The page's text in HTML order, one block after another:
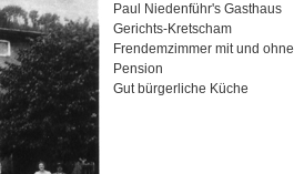
Paul Niedenführ's Gasthaus
Gerichts-Kretscham
Frendemzimmer mit und ohne
Pension
Gut bürgerliche Küche